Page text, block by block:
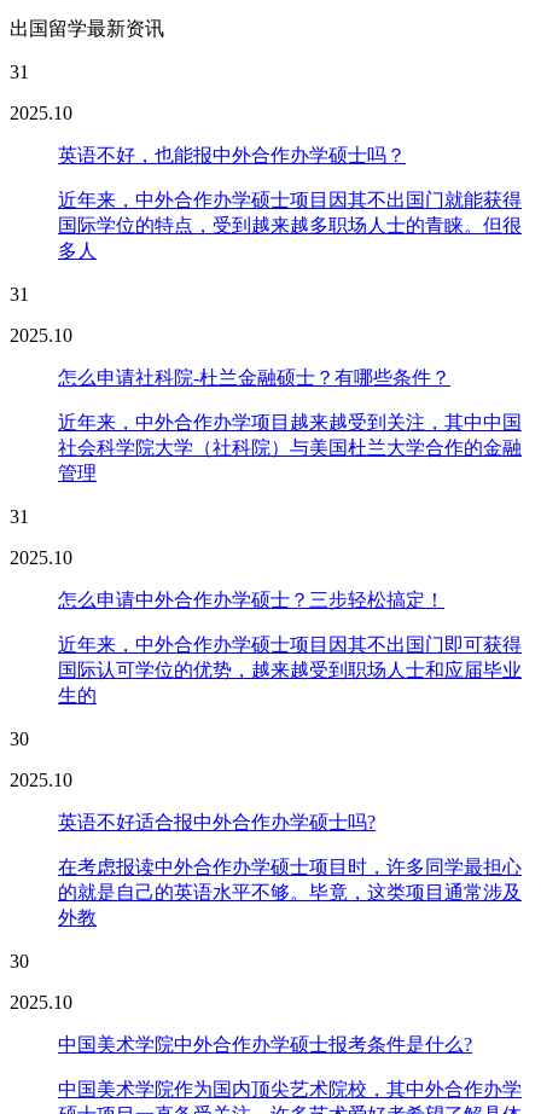
出国留学最新资讯
31
2025.10
英语不好，也能报中外合作办学硕士吗？
近年来，中外合作办学硕士项目因其不出国门就能获得
国际学位的特点，受到越来越多职场人士的青睐。但很
多人
31
2025.10
怎么申请社科院-杜兰金融硕士？有哪些条件？
近年来，中外合作办学项目越来越受到关注，其中中国
社会科学院大学（社科院）与美国杜兰大学合作的金融
管理
31
2025.10
怎么申请中外合作办学硕士？三步轻松搞定！
近年来，中外合作办学硕士项目因其不出国门即可获得
国际认可学位的优势，越来越受到职场人士和应届毕业
生的
30
2025.10
英语不好适合报中外合作办学硕士吗?
在考虑报读中外合作办学硕士项目时，许多同学最担心
的就是自己的英语水平不够。毕竟，这类项目通常涉及
外教
30
2025.10
中国美术学院中外合作办学硕士报考条件是什么?
中国美术学院作为国内顶尖艺术院校，其中外合作办学